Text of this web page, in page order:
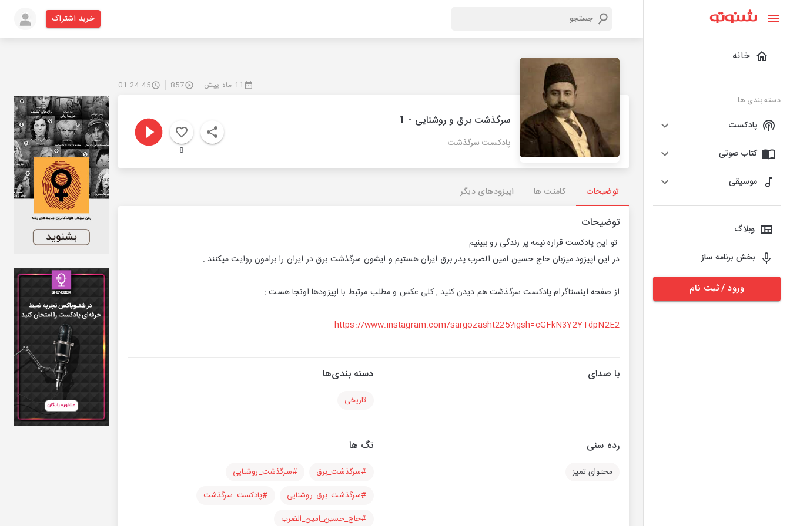
خانه
دسته بندی ها
پادکست
کتاب صوتی
موسیقی
وبلاگ
بخش برنامه ساز
ورود / ثبت نام
خرید اشتراک
11 ماه پیش 857
01:24:45
سرگذشت برق و روشنایی - 1
پادکست سرگذشت
8
توضیحات کامنت ها اپیزودهای دیگر
توضیحات
تو این پادکست قراره نیمه پر زندگی رو ببینیم .
در این اپیزود میزبان حاج حسین امین الضرب پدر برق ایران هستیم و ایشون سرگذشت برق در ایران را برامون روایت میکنند .
از صفحه اینستاگرام پادکست سرگذشت هم دیدن کنید , کلی عکس و مطلب مرتبط با اپیزودها اونجا هست :
https://www.instagram.com/sargozasht225?igsh=cGFkN3Y2YTdpN2E2
با صدای دسته بندی‌ها
تاریخی
رده سنی
محتوای تمیز
تگ ها
#سرگذشت_برق
#سرگذشت_روشنایی
#سرگذشت_برق_روشنایی
#پادکست_سرگذشت
#حاج_حسین_امین_الضرب